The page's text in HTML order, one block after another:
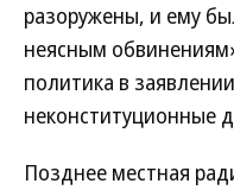
разоружены, и ему
неясным
политика в
неконституционные
Позднее местная